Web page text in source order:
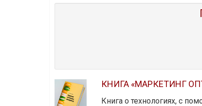
КНИГА «МАРКЕТИНГ
Книга о технологиях, с